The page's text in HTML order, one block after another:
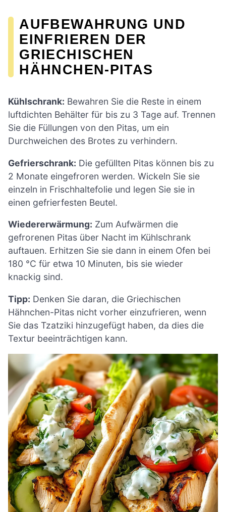
AUFBEWAHRUNG UND
EINFRIEREN DER
GRIECHISCHEN
HÄHNCHEN-PITAS
Kühlschrank: Bewahren Sie die Reste in einem
luftdichten Behälter für bis zu 3 Tage auf. Trennen
Sie die Füllungen von den Pitas, um ein
Durchweichen des Brotes zu verhindern.
Gefrierschrank: Die gefüllten Pitas können bis zu
2 Monate eingefroren werden. Wickeln Sie sie
einzeln in Frischhaltefolie und legen Sie sie in
einen gefrierfesten Beutel.
Wiedererwärmung: Zum Aufwärmen die
gefrorenen Pitas über Nacht im Kühlschrank
auftauen. Erhitzen Sie sie dann in einem Ofen bei
180 °C für etwa 10 Minuten, bis sie wieder
knackig sind.
Tipp: Denken Sie daran, die Griechischen
Hähnchen-Pitas nicht vorher einzufrieren, wenn
Sie das Tzatziki hinzugefügt haben, da dies die
Textur beeinträchtigen kann.